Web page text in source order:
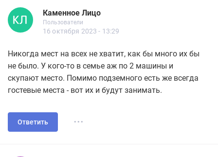
Каменное Лицо
Каменное Лицо
Пользователи
Новичок
Пользователи
14 сообщений
16 октября 2023 - 13:29
Никогда мест на всех не хватит, как бы много их бы
не было. У кого-то в семье аж по 2 машины и
скупают место. Помимо подземного есть же всегда
гостевые места - вот их и будут занимать.
Ответить ...